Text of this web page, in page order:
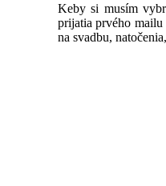
Keby si musím
prijatia prvého mailu
na svadbu,